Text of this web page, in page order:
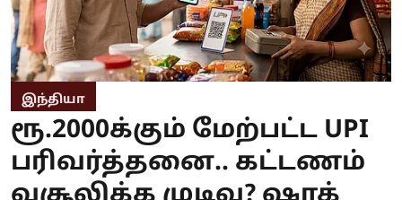
இந்தியா
ரூ.2000க்கும் மேற்பட்ட UPI
பரிவர்த்தனை.. கட்டணம்